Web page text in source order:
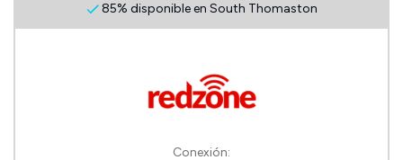
85% disponible en South Thomaston
Conexión: